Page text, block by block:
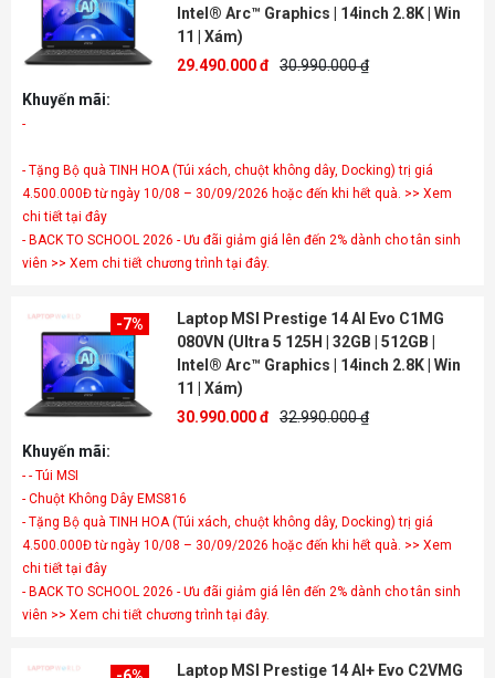
Intel® Arc™ Graphics | 14inch 2.8K | Win
11 | Xám)
29.490.000 đ 30.990.000 ₫
Khuyến mãi:
- Tặng Bộ quà TINH HOA (Túi xách, chuột không dây, Docking) trị giá
4.500.000Đ từ ngày 10/08 – 30/09/2026 hoặc đến khi hết quà. >> Xem
chi tiết tại đây
- BACK TO SCHOOL 2026 - Ưu đãi giảm giá lên đến 2% dành cho tân sinh
viên >> Xem chi tiết chương trình tại đây.
-7%
Laptop MSI Prestige 14 AI Evo C1MG
080VN (Ultra 5 125H | 32GB | 512GB |
Intel® Arc™ Graphics | 14inch 2.8K | Win
11 | Xám)
30.990.000 đ 32.990.000 ₫
Khuyến mãi:
- - Túi MSI
- Chuột Không Dây EMS816
- Tặng Bộ quà TINH HOA (Túi xách, chuột không dây, Docking) trị giá
4.500.000Đ từ ngày 10/08 – 30/09/2026 hoặc đến khi hết quà. >> Xem
chi tiết tại đây
- BACK TO SCHOOL 2026 - Ưu đãi giảm giá lên đến 2% dành cho tân sinh
viên >> Xem chi tiết chương trình tại đây.
Laptop MSI Prestige 14 AI+ Evo C2VMG